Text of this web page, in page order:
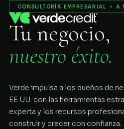
Servicios
Nosotros
Proceso
COMENZAR
CONSULTORÍA EMPRESARIAL • A
Tu negocio,
nuestro éxito.
Verde impulsa a los dueños de
EE.UU. con las herramientas
experta y los recursos
construir y crecer con confianza.